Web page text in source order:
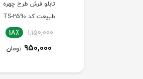
تابلو فرش طرح سماع کد
TS-2589
1,150,000 18٪
950,000 تومان